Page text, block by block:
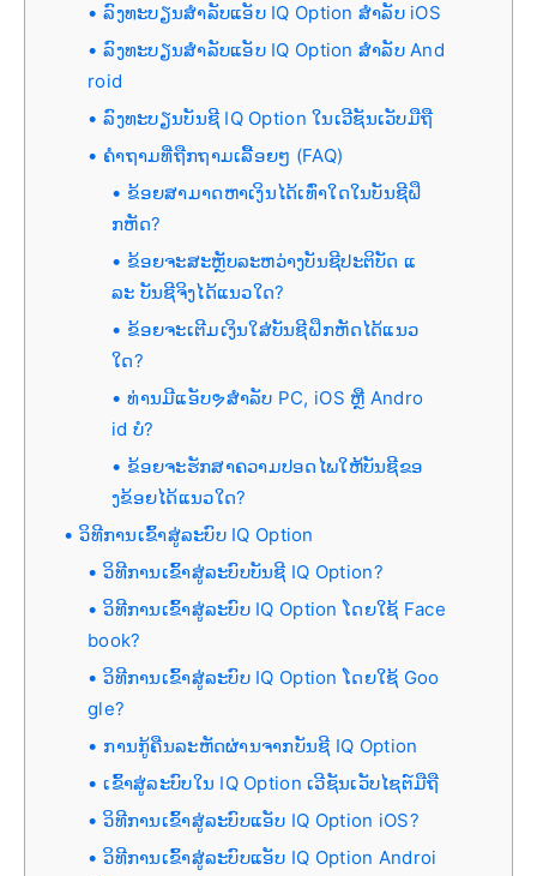
ລົງທະບຽນສຳລັບແອັບ IQ Option ສຳລັບ iOS
ລົງທະບຽນສຳລັບແອັບ IQ Option ສຳລັບ And
roid
ລົງທະບຽນບັນຊີ IQ Option ໃນເວີຊັນເວັບມືຖື
ຄຳຖາມທີ່ຖືກຖາມເລື້ອຍໆ (FAQ)
ຂ້ອຍສາມາດຫາເງິນໄດ້ເທົ່າໃດໃນບັນຊີຝຶ
ກຫັດ?
ຂ້ອຍຈະສະຫຼັບລະຫວ່າງບັນຊີປະຕິບັດ ແ
ລະ ບັນຊີຈິງໄດ້ແນວໃດ?
ຂ້ອຍຈະເຕີມເງິນໃສ່ບັນຊີຝຶກຫັດໄດ້ແນວ
ໃດ?
ທ່ານມີແອັບຯສໍາລັບ PC, iOS ຫຼື Andro
id ບໍ?
ຂ້ອຍຈະຮັກສາຄວາມປອດໄພໃຫ້ບັນຊີຂອ
ງຂ້ອຍໄດ້ແນວໃດ?
ວິທີການເຂົ້າສູ່ລະບົບ IQ Option
ວິທີການເຂົ້າສູ່ລະບົບບັນຊີ IQ Option?
ວິທີການເຂົ້າສູ່ລະບົບ IQ Option ໂດຍໃຊ້ Face
book?
ວິທີການເຂົ້າສູ່ລະບົບ IQ Option ໂດຍໃຊ້ Goo
gle?
ການກູ້ຄືນລະຫັດຜ່ານຈາກບັນຊີ IQ Option
ເຂົ້າສູ່ລະບົບໃນ IQ Option ເວີຊັນເວັບໄຊຕ໌ມືຖື
ວິທີການເຂົ້າສູ່ລະບົບແອັບ IQ Option iOS?
ວິທີການເຂົ້າສູ່ລະບົບແອັບ IQ Option Androi